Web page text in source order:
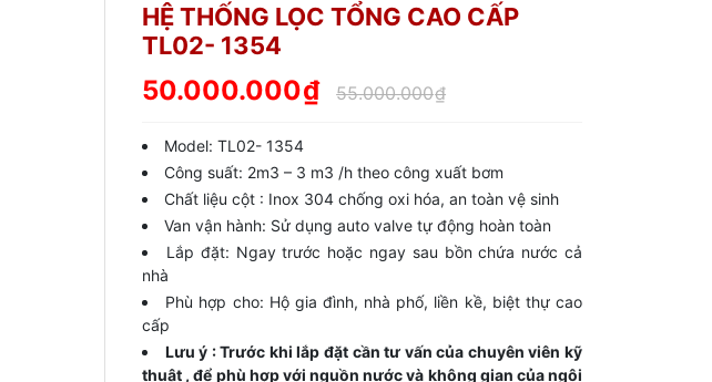
HỆ THỐNG LỌC TỔNG CAO CẤP
TL02- 1354
50.000.000₫ 55.000.000₫
Model: TL02- 1354
Công suất: 2m3 – 3 m3 /h theo công xuất bơm
Chất liệu cột : Inox 304 chống oxi hóa, an toàn vệ sinh
Van vận hành: Sử dụng auto valve tự động hoàn toàn
Lắp đặt: Ngay trước hoặc ngay sau bồn chứa nước cả
nhà
Phù hợp cho: Hộ gia đình, nhà phố, liền kề, biệt thự cao
cấp
Lưu ý : Trước khi lắp đặt cần tư vấn của chuyên viên kỹ
thuật , để phù hợp với nguồn nước và không gian của ngôi